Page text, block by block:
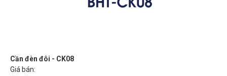
Cần đèn đôi - CK08
Giá bán: